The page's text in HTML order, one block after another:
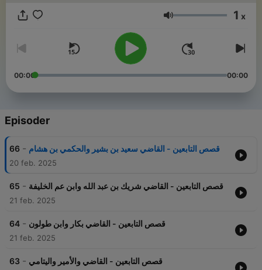
Lydstyrke 1 x
00:00 00:00
Episoder
66 - قصص التابعين - القاضي سعيد بن بشير والحكمي بن هشام
20 feb. 2025
65 - قصص التابعين - القاضي شريك بن عبد الله وابن عم الخليفة
21 feb. 2025
64 - قصص التابعين - القاضي بكار وابن طولون
21 feb. 2025
63 - قصص التابعين - القاضي والأمير واليتامي